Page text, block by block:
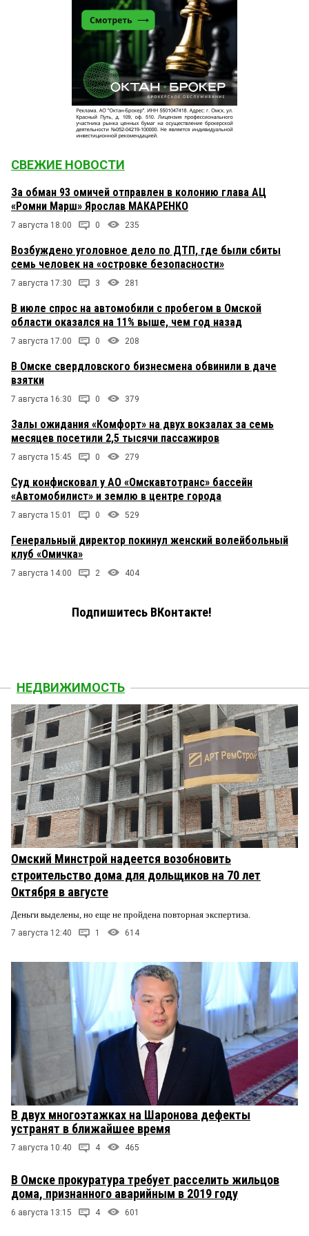
СВЕЖИЕ НОВОСТИ
За обман 93 омичей отправлен в колонию глава АЦ
«Ромни Марш» Ярослав МАКАРЕНКО
7 августа 18:00 0 235
Возбуждено уголовное дело по ДТП, где были сбиты
семь человек на «островке безопасности»
7 августа 17:30 3 281
В июле спрос на автомобили с пробегом в Омской
области оказался на 11% выше, чем год назад
7 августа 17:00 0 208
В Омске свердловского бизнесмена обвинили в даче
взятки
7 августа 16:30 0 379
Залы ожидания «Комфорт» на двух вокзалах за семь
месяцев посетили 2,5 тысячи пассажиров
7 августа 15:45 0 279
Суд конфисковал у АО «Омскавтотранс» бассейн
«Автомобилист» и землю в центре города
7 августа 15:01 0 529
Генеральный директор покинул женский волейбольный
клуб «Омичка»
7 августа 14:00 2 404
Подпишитесь ВКонтакте!
НЕДВИЖИМОСТЬ
Омский Минстрой надеется возобновить
строительство дома для дольщиков на 70 лет
Октября в августе
Деньги выделены, но еще не пройдена повторная экспертиза.
7 августа 12:40 1 614
В двух многоэтажках на Шаронова дефекты
устранят в ближайшее время
7 августа 10:40 4 465
В Омске прокуратура требует расселить жильцов
дома, признанного аварийным в 2019 году
6 августа 13:15 4 601